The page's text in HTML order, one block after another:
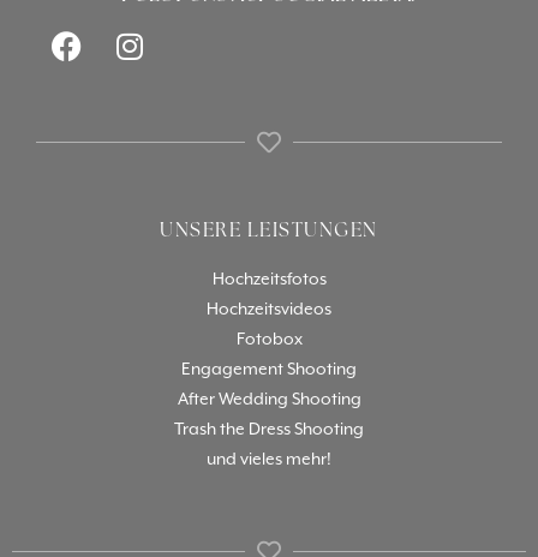
UNSERE LEISTUNGEN
Hochzeitsfotos
Hochzeitsvideos
Fotobox
Engagement Shooting
After Wedding Shooting
Trash the Dress Shooting
und vieles mehr!